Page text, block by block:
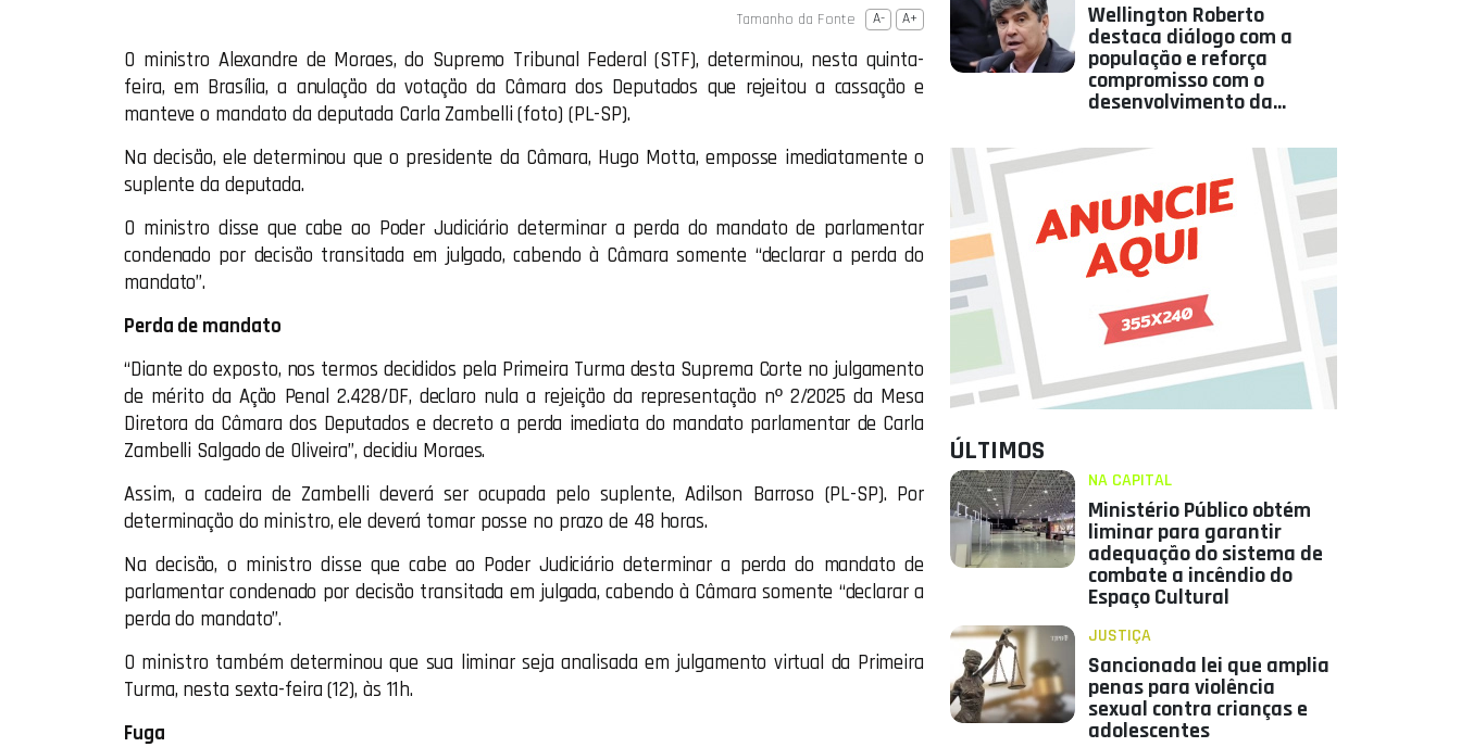
Tamanho da Fonte A- A+
O ministro Alexandre de Moraes, do Supremo Tribunal Federal (STF), determinou, nesta quinta-
feira, em Brasília, a anulação da votação da Câmara dos Deputados que rejeitou a cassação e
manteve o mandato da deputada Carla Zambelli (foto) (PL-SP).
Na decisão, ele determinou que o presidente da Câmara, Hugo Motta, emposse imediatamente o
suplente da deputada.
O ministro disse que cabe ao Poder Judiciário determinar a perda do mandato de parlamentar
condenado por decisão transitada em julgado, cabendo à Câmara somente “declarar a perda do
mandato”.
Perda de mandato
“Diante do exposto, nos termos decididos pela Primeira Turma desta Suprema Corte no julgamento
de mérito da Ação Penal 2.428/DF, declaro nula a rejeição da representação nº 2/2025 da Mesa
Diretora da Câmara dos Deputados e decreto a perda imediata do mandato parlamentar de Carla
Zambelli Salgado de Oliveira”, decidiu Moraes.
Assim, a cadeira de Zambelli deverá ser ocupada pelo suplente, Adilson Barroso (PL-SP). Por
determinação do ministro, ele deverá tomar posse no prazo de 48 horas.
Na decisão, o ministro disse que cabe ao Poder Judiciário determinar a perda do mandato de
parlamentar condenado por decisão transitada em julgada, cabendo à Câmara somente “declarar a
perda do mandato”.
O ministro também determinou que sua liminar seja analisada em julgamento virtual da Primeira
Turma, nesta sexta-feira (12), às 11h.
Fuga
Wellington Roberto
destaca diálogo com a
população e reforça
compromisso com o
desenvolvimento da
ÚLTIMOS
NA CAPITAL
Ministério Público obtém
liminar para garantir
adequação do sistema de
combate a incêndio do
Espaço Cultural
JUSTIÇA
Sancionada lei que amplia
penas para violência
sexual contra crianças e
adolescentes